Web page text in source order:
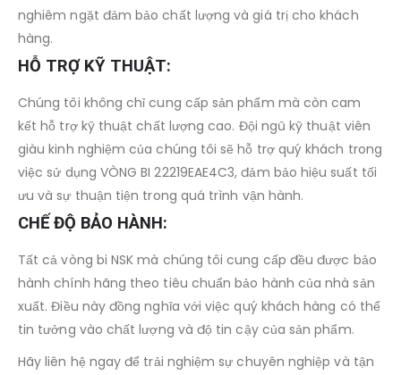
nghiêm ngặt đảm bảo chất lượng và giá trị cho khách
hàng.
HỖ TRỢ KỸ THUẬT:
Chúng tôi không chỉ cung cấp sản phẩm mà còn cam
kết hỗ trợ kỹ thuật chất lượng cao. Đội ngũ kỹ thuật viên
giàu kinh nghiệm của chúng tôi sẽ hỗ trợ quý khách trong
việc sử dụng VÒNG BI 22219EAE4C3, đảm bảo hiệu suất tối
ưu và sự thuận tiện trong quá trình vận hành.
CHẾ ĐỘ BẢO HÀNH:
Tất cả vòng bi NSK mà chúng tôi cung cấp đều được bảo
hành chính hãng theo tiêu chuẩn bảo hành của nhà sản
xuất. Điều này đồng nghĩa với việc quý khách hàng có thể
tin tưởng vào chất lượng và độ tin cậy của sản phẩm.
Hãy liên hệ ngay để trải nghiệm sự chuyên nghiệp và tận